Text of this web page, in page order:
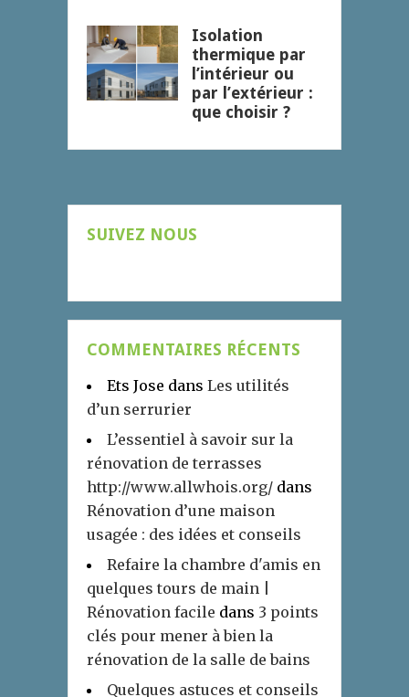
Isolation
thermique par
l’intérieur ou
par l’extérieur :
que choisir ?
SUIVEZ NOUS
COMMENTAIRES RÉCENTS
Ets Jose dans Les utilités
d’un serrurier
L’essentiel à savoir sur la
rénovation de terrasses
http://www.allwhois.org/ dans
Rénovation d’une maison
usagée : des idées et conseils
Refaire la chambre d'amis en
quelques tours de main |
Rénovation facile dans 3 points
clés pour mener à bien la
rénovation de la salle de bains
Quelques astuces et conseils